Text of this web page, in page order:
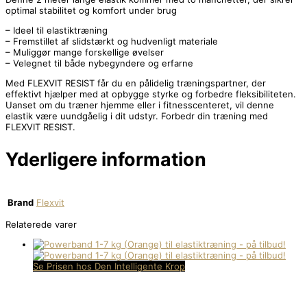
optimal stabilitet og komfort under brug
– Ideel til elastiktræning
– Fremstillet af slidstærkt og hudvenligt materiale
– Muliggør mange forskellige øvelser
– Velegnet til både nybegyndere og erfarne
Med FLEXVIT RESIST får du en pålidelig træningspartner, der
effektivt hjælper med at opbygge styrke og forbedre fleksibiliteten.
Uanset om du træner hjemme eller i fitnesscenteret, vil denne
elastik være uundgåelig i dit udstyr. Forbedr din træning med
FLEXVIT RESIST.
Yderligere information
Brand Flexvit
Relaterede varer
Se Prisen hos Den Intelligente Krop